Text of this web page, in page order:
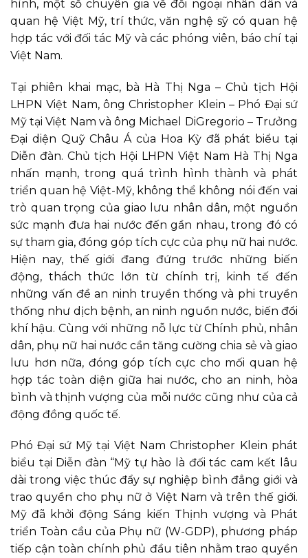
hình, một số chuyên gia về đối ngoại nhân dân và
quan hệ Việt Mỹ, trí thức, văn nghệ sỹ có quan hệ
hợp tác với đối tác Mỹ và các phóng viên, báo chí tại
Việt Nam.
Tại phiên khai mạc, bà Hà Thị Nga – Chủ tịch Hội
LHPN Việt Nam, ông Christopher Klein – Phó Đại sứ
Mỹ tại Việt Nam và ông Michael DiGregorio – Trưởng
Đại diện Quỹ Châu Á của Hoa Kỳ đã phát biểu tại
Diễn đàn. Chủ tịch Hội LHPN Việt Nam Hà Thị Nga
nhấn mạnh, trong quá trình hình thành và phát
triển quan hệ Việt-Mỹ, không thể không nói đến vai
trò quan trọng của giao lưu nhân dân, một nguồn
sức mạnh đưa hai nước đến gần nhau, trong đó có
sự tham gia, đóng góp tích cực của phụ nữ hai nước.
Hiện nay, thế giới đang đứng trước những biến
động, thách thức lớn từ chính trị, kinh tế đến
những vấn đề an ninh truyền thống và phi truyền
thống như dịch bệnh, an ninh nguồn nước, biến đổi
khí hậu. Cùng với những nỗ lực từ Chính phủ, nhân
dân, phụ nữ hai nước cần tăng cường chia sẻ và giao
lưu hơn nữa, đóng góp tích cực cho mối quan hệ
hợp tác toàn diện giữa hai nước, cho an ninh, hòa
bình và thịnh vượng của mỗi nước cũng như của cả
động đồng quốc tế.
Phó Đại sứ Mỹ tại Việt Nam Christopher Klein phát
biểu tại Diễn đàn “Mỹ tự hào là đối tác cam kết lâu
dài trong việc thúc đẩy sự nghiệp bình đẳng giới và
trao quyền cho phụ nữ ở Việt Nam và trên thế giới.
Mỹ đã khởi động Sáng kiến Thịnh vượng và Phát
triển Toàn cầu của Phụ nữ (W-GDP), phương pháp
tiếp cận toàn chính phủ đầu tiên nhằm trao quyền